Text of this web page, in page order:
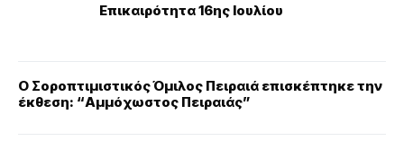
Επικαιρότητα 16ης Ιουλίου
Ο Σοροπτιμιστικός Όμιλος Πειραιά επισκέπτηκε την
έκθεση: “Αμμόχωστος Πειραιάς”